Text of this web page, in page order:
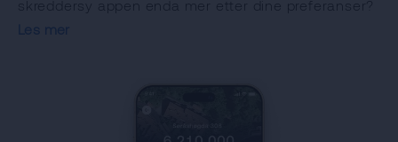
skreddersy appen enda mer etter dine preferanser?
Les mer